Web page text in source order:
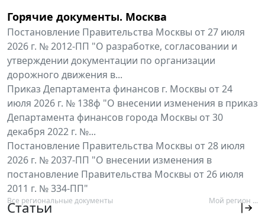
Горячие документы. Москва
Постановление Правительства Москвы от 27 июля
2026 г. № 2012-ПП "О разработке, согласовании и
утверждении документации по организации
дорожного движения в...
Приказ Департамента финансов г. Москвы от 24
июля 2026 г. № 138ф "О внесении изменения в приказ
Департамента финансов города Москвы от 30
декабря 2022 г. №...
Постановление Правительства Москвы от 28 июля
2026 г. № 2037-ПП "О внесении изменения в
постановление Правительства Москвы от 26 июля
2011 г. № 334-ПП"
Все региональные документы Мой регион ...
Статьи